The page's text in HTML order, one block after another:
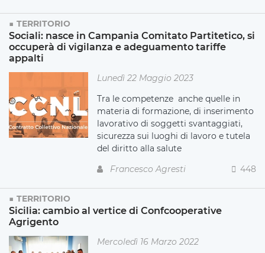
TERRITORIO
Sociali: nasce in Campania Comitato Partitetico, si
occuperà di vigilanza e adeguamento tariffe
appalti
Lunedì 22 Maggio 2023
Tra le competenze anche quelle in
materia di formazione, di inserimento
lavorativo di soggetti svantaggiati,
sicurezza sui luoghi di lavoro e tutela
del diritto alla salute
Francesco Agresti
448
TERRITORIO
Sicilia: cambio al vertice di Confcooperative
Agrigento
Mercoledì 16 Marzo 2022